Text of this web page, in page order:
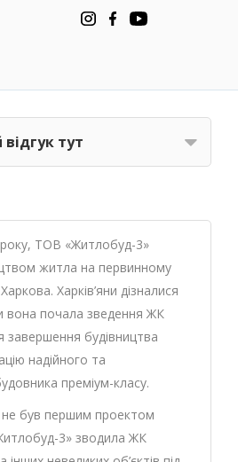
тут
ТОВ «Житлобуд-3»
житла на первинному
Харків’яни дізналися
вона почала зведення ЖК
завершення будівництва
надійного та
преміум-класу.
не був першим проектом
3» зводила ЖК